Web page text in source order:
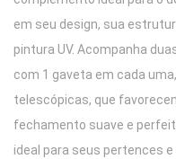
em seu design, sua
pintura UV. Acompanha
com 1 gaveta em cada
telescópicas, que
fechamento suave e
ideal para seus pertences